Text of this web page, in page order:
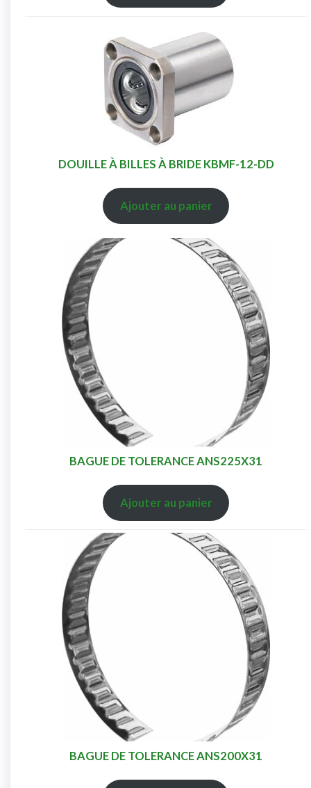
DOUILLE À BILLES À BRIDE KBMF-12-DD
Ajouter au panier
BAGUE DE TOLERANCE ANS225X31
Ajouter au panier
BAGUE DE TOLERANCE ANS200X31